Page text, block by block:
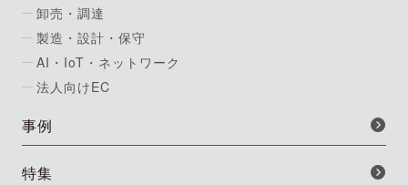
卸売・調達
製造・設計・保守
AI・IoT・ネットワーク
法人向けEC
事例
特集